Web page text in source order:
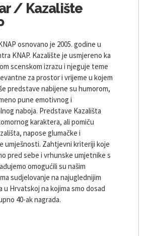
/ Kazalište
osnovano je 2005. godine u
KNAP. Kazalište je usmjereno ka
scenskom izrazu i njeguje teme
za prostor i vrijeme u kojem
predstave nabijene su humorom,
pune emotivnog i
naboja. Predstave Kazališta
karaktera, ali pomiču
napose glumačke i
umješnosti. Zahtjevni kriteriji koje
pred sebe i vrhunske umjetnike s
omogućili su našim
sudjelovanje na najuglednijim
u Hrvatskoj na kojima smo dosad
40-ak nagrada.